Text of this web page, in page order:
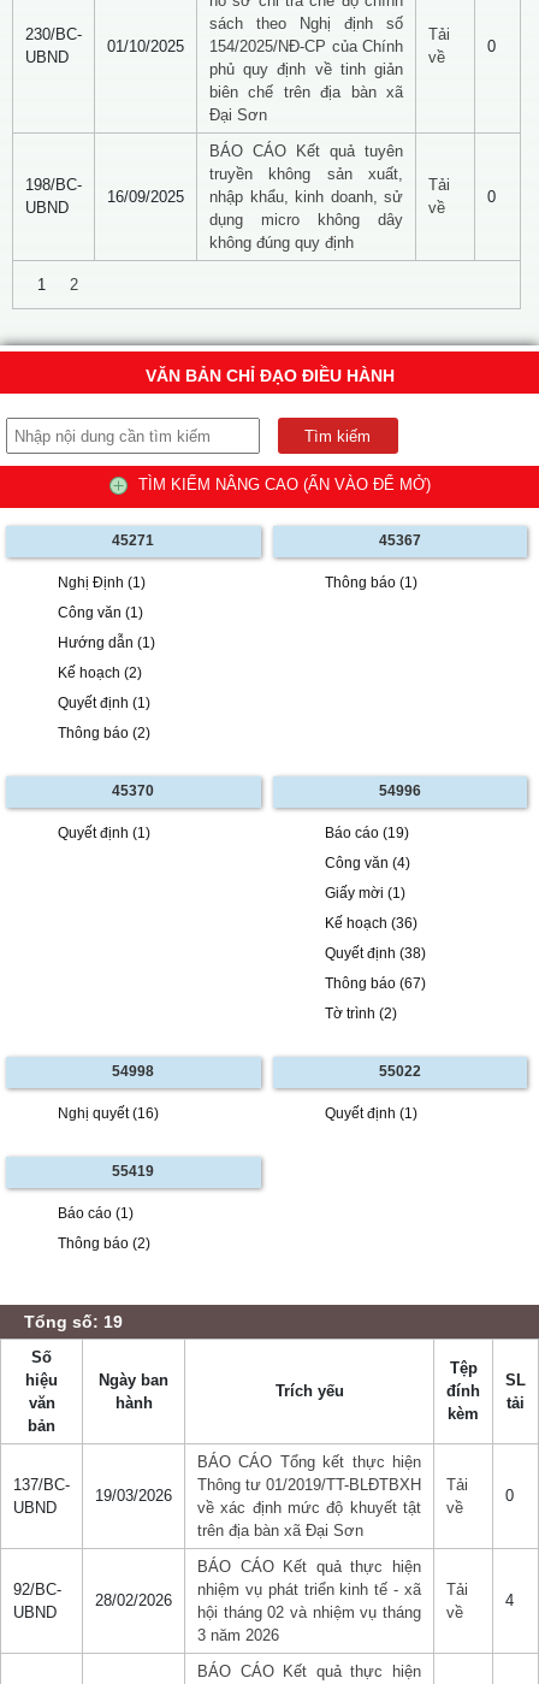
230/BC-
UBND
01/10/2025
sách theo Nghị định số
154/2025/NĐ-CP của Chính
phủ quy định về tinh giản
biên chế trên địa bàn xã
Đại Sơn
Tải
về
0
198/BC-
UBND
16/09/2025
BÁO CÁO Kết quả tuyên
truyền không sản xuất,
nhập khẩu, kinh doanh, sử
dụng micro không dây
không đúng quy định
Tải
về
0
1 2
VĂN BẢN CHỈ ĐẠO ĐIỀU HÀNH
TÌM KIẾM NÂNG CAO (ẤN VÀO ĐỂ MỞ)
45271
Nghị Định (1)
Công văn (1)
Hướng dẫn (1)
Kế hoạch (2)
Quyết định (1)
Thông báo (2)
45367
Thông báo (1)
45370
Quyết định (1)
54996
Báo cáo (19)
Công văn (4)
Giấy mời (1)
Kế hoạch (36)
Quyết định (38)
Thông báo (67)
Tờ trình (2)
54998
Nghị quyết (16)
55022
Quyết định (1)
55419
Báo cáo (1)
Thông báo (2)
Tổng số: 19
Số
hiệu
văn
bản
Ngày ban
hành
Trích yếu
Tệp
đính
kèm
SL
tải
137/BC-
UBND
19/03/2026
BÁO CÁO Tổng kết thực hiện
Thông tư 01/2019/TT-BLĐTBXH
về xác định mức độ khuyết tật
trên địa bàn xã Đại Sơn
Tải
về
0
92/BC-
UBND
28/02/2026
BÁO CÁO Kết quả thực hiện
nhiệm vụ phát triển kinh tế - xã
hội tháng 02 và nhiệm vụ tháng
3 năm 2026
Tải
về
4
BÁO CÁO Kết quả thực hiện